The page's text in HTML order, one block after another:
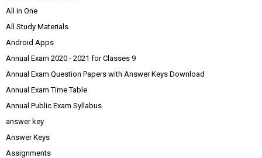
All in One
All Study Materials
Android Apps
Annual Exam 2020 - 2021 for Classes 9
Annual Exam Question Papers with Answer Keys Download
Annual Exam Time Table
Annual Public Exam Syllabus
answer key
Answer Keys
Assignments